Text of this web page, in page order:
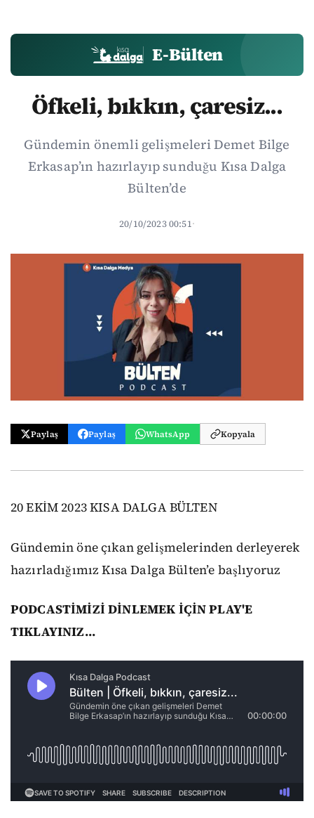
E-Bülten
Öfkeli, bıkkın, çaresiz...
Gündemin önemli gelişmeleri Demet Bilge
Erkasap’ın hazırlayıp sunduğu Kısa Dalga
Bülten’de
20/10/2023 00:51·
Paylaş Paylaş WhatsApp Kopyala
20 EKİM 2023 KISA DALGA BÜLTEN
Gündemin öne çıkan gelişmelerinden derleyerek
hazırladığımız Kısa Dalga Bülten’e başlıyoruz
PODCASTİMİZİ DİNLEMEK İÇİN PLAY'E
TIKLAYINIZ...